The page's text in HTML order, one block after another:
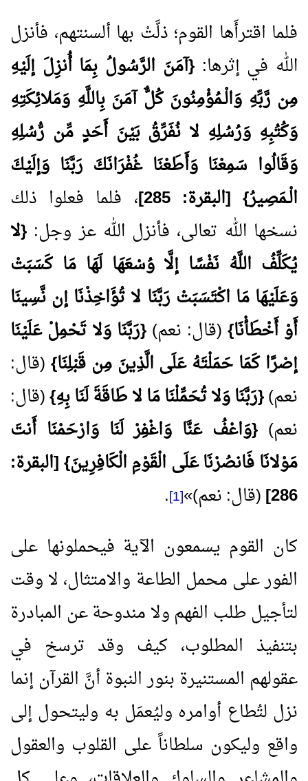
فلما اقترأَها القوم؛ ذلَّتْ بها ألسنتهم، فأنزل
الله في إثرها:{آمَنَ الرَّسُولُ بِمَا أُنزِلَ إلَيْهِ
مِن رَّبِّهِ وَالْـمُؤْمِنُونَ كُلٌّ آمَنَ بِاللَّهِ وَمَلائِكَتِهِ
وَكُتُبِهِ وَرُسُلِهِ لا نُفَرِّقُ بَيْنَ أَحَدٍ مِّن رُّسُلِهِ
وَقَالُوا سَمِعْنَا وَأَطَعْنَا غُفْرَانَكَ رَبَّنَا وَإلَيْكَ
الْـمَصِيرُ} [البقرة:285
]، فلما فعلوا ذلك
نسخها الله تعالى، فأنزل الله عز وجل: {لا
يُكَلِّفُ اللَّهُ نَفْسًا إلَّا وُسْعَهَا لَهَا مَا كَسَبَتْ
وَعَلَيْهَا مَا اكْتَسَبَتْ رَبَّنَا لا تُؤَاخِذْنَا إن نَّسِينَا
أَوْ أَخْطَأْنَا}(قال: نعم){رَبَّنَا وَلا تَحْمِلْ عَلَيْنَا
إصْرًا كَمَا حَمَلْتَهُ عَلَى الَّذِينَ مِن قَبْلِنَا}(قال:
نعم){رَبَّنَا وَلا تُحَمِّلْنَا مَا لا طَاقَةَ لَنَا بِهِ}(قال:
نعم) {وَاعْفُ عَنَّا وَاغْفِرْ لَنَا وَارْحَمْنَا أَنتَ
مَوْلانَا فَانصُرْنَا عَلَى الْقَوْمِ الْكَافِرِينَ}[البقرة:
286
](قال: نعم)»
[1]
.
كان القوم يسمعون الآية فيحملونها على
الفور على محمل الطاعة والامتثال، لا وقت
لتأجيل طلب الفهم ولا مندوحة عن المبادرة
بتنفيذ المطلوب، كيف وقد ترسخ في
عقولهم المستنيرة بنور النبوة أنَّ القرآن إنما
نزل لتُطاع أوامره وليُعمَل به وليتحول إلى
واقع وليكون سلطاناً على القلوب والعقول